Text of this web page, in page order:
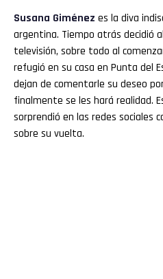
Susana Giménez es la diva
argentina. Tiempo atrás decidió
televisión, sobre todo al
refugió en su casa en Punta del
dejan de comentarle su deseo
finalmente se les hará realidad.
sorprendió en las redes sociales
sobre su vuelta.